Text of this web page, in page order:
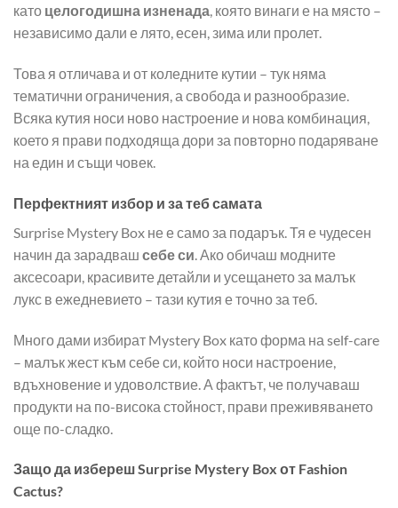
като целогодишна изненада, която винаги е на място –
независимо дали е лято, есен, зима или пролет.
Това я отличава и от коледните кутии – тук няма
тематични ограничения, а свобода и разнообразие.
Всяка кутия носи ново настроение и нова комбинация,
което я прави подходяща дори за повторно подаряване
на един и същи човек.
Перфектният избор и за теб самата
Surprise Mystery Box не е само за подарък. Тя е чудесен
начин да зарадваш себе си . Ако обичаш модните
аксесоари, красивите детайли и усещането за малък
лукс в ежедневието – тази кутия е точно за теб.
Много дами избират Mystery Box като форма на self-care
– малък жест към себе си, който носи настроение,
вдъхновение и удоволствие. А фактът, че получаваш
продукти на по-висока стойност, прави преживяването
още по-сладко.
Защо да избереш Surprise Mystery Box от Fashion
Cactus?